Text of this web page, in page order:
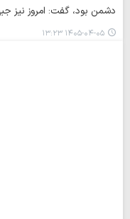
دشمن بود، گفت: امروز نیز
۱۴۰۵-۰۴-۰۵ ۱۳:۲۳